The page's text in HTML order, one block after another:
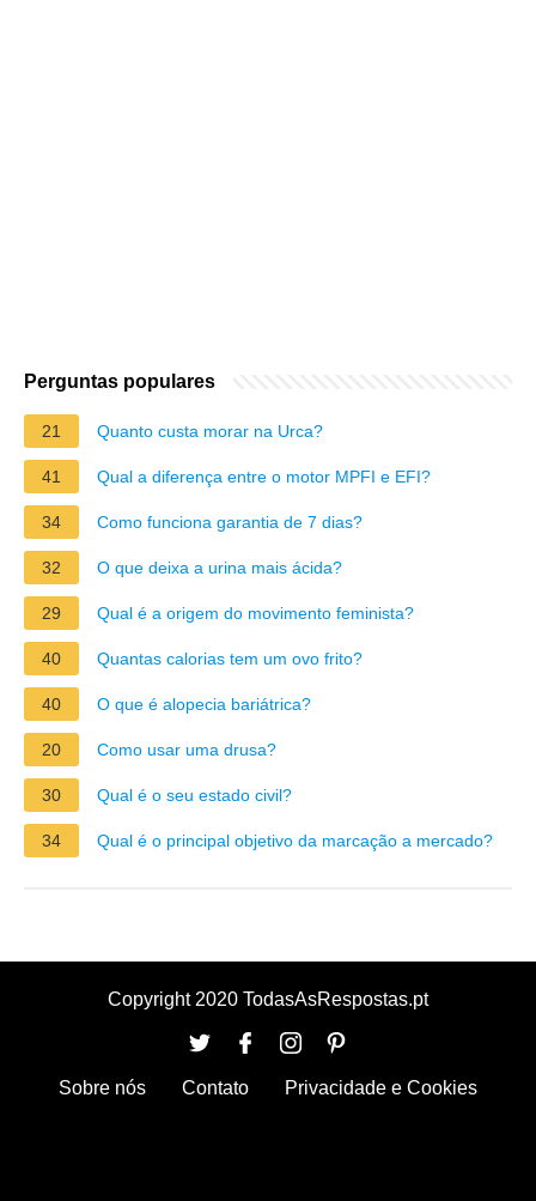
Perguntas populares
21 Quanto custa morar na Urca?
41 Qual a diferença entre o motor MPFI e EFI?
34 Como funciona garantia de 7 dias?
32 O que deixa a urina mais ácida?
29 Qual é a origem do movimento feminista?
40 Quantas calorias tem um ovo frito?
40 O que é alopecia bariátrica?
20 Como usar uma drusa?
30 Qual é o seu estado civil?
34 Qual é o principal objetivo da marcação a mercado?
Copyright 2020 TodasAsRespostas.pt
Sobre nós Contato Privacidade e Cookies